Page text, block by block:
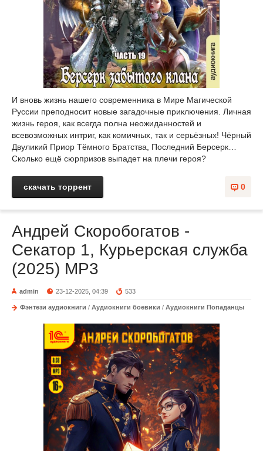
И вновь жизнь нашего современника в Мире Магической
Руссии преподносит новые загадочные приключения. Личная
жизнь героя, как всегда полна неожиданностей и
всевозможных интриг, как комичных, так и серьёзных! Чёрный
Двуликий Приор Тёмного Братства, Последний Берсерк…
Сколько ещё сюрпризов выпадет на плечи героя?
0
скачать торрент
Андрей Скоробогатов -
Секатор 1, Курьерская служба
(2025) МР3
admin 23-12-2025, 04:39 533
Фэнтези аудиокниги / Аудиокниги боевики / Аудиокниги Попаданцы